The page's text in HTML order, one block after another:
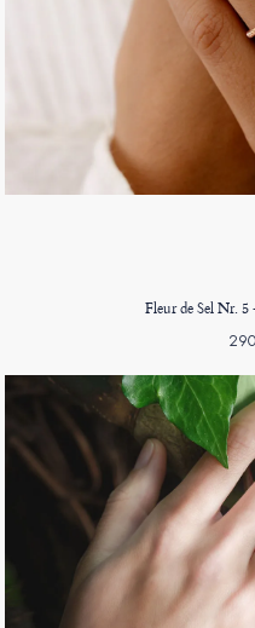
Fleur de Sel Nr.